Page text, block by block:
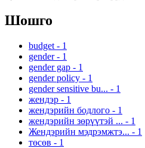
Шошго
budget - 1
gender - 1
gender gap - 1
gender policy - 1
gender sensitive bu... - 1
жендэр - 1
жендэрийн бодлого - 1
жендэрийн зөрүүтэй ... - 1
Жендэрийн мэдрэмжтэ... - 1
төсөв - 1